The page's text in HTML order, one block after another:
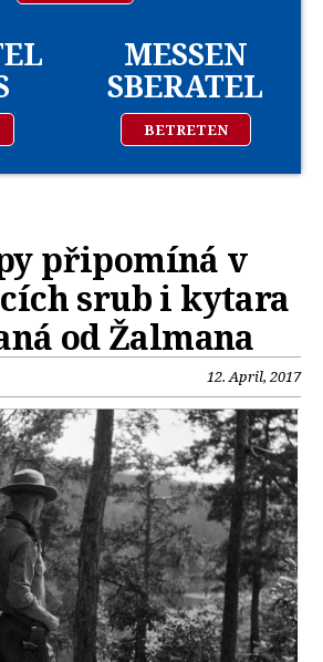
MESSEN
SBERATEL
BETRETEN
připomíná v
srub i kytara
od Žalmana
12. April, 2017